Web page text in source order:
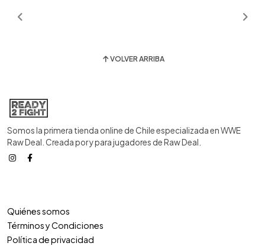
VOLVER ARRIBA
Somos la primera tienda online de Chile especializada en WWE
Raw Deal. Creada por y para jugadores de Raw Deal.
Quiénes somos
Términos y Condiciones
Política de privacidad